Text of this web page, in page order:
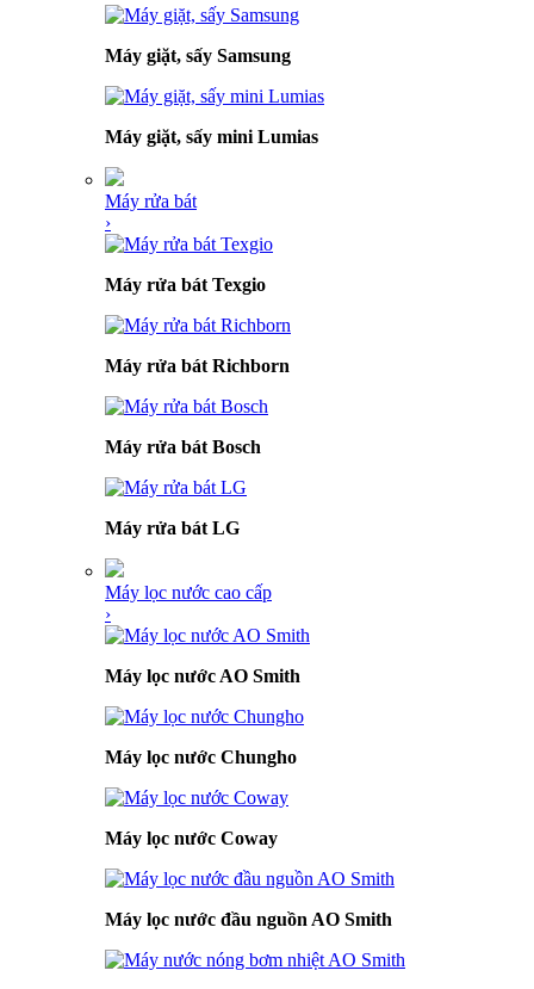
Máy giặt, sấy Samsung
Máy giặt, sấy mini Lumias
Máy rửa bát
›
Máy rửa bát Texgio
Máy rửa bát Richborn
Máy rửa bát Bosch
Máy rửa bát LG
Máy lọc nước cao cấp
›
Máy lọc nước AO Smith
Máy lọc nước Chungho
Máy lọc nước Coway
Máy lọc nước đầu nguồn AO Smith